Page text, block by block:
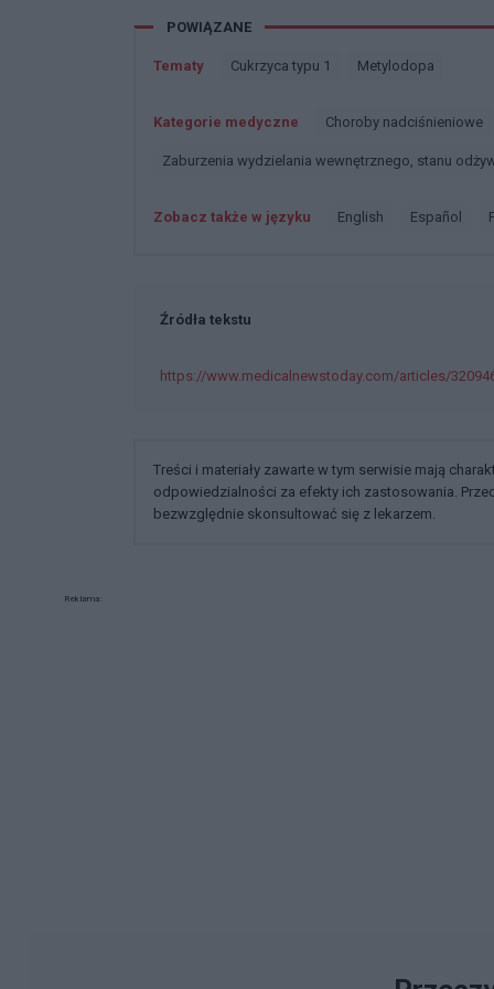
POWIĄZANE
Tematy Cukrzyca typu 1 Metylodopa
Kategorie medyczne Choroby nadciśnieniowe
Zaburzenia wydzielania wewnętrznego, stanu
Zobacz także w języku english español
Źródła tekstu
https://www.medicalnewstoday.com/articles/
Treści i materiały zawarte w tym serwisie mają
odpowiedzialności za efekty ich zastosowania.
bezwzględnie skonsultować się z lekarzem.
Reklama: